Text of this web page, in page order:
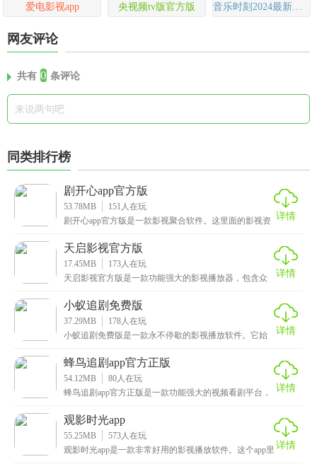
爱电影视app 央视频tv版官方版
网友评论
共有 0 条评论
同类排行榜
剧开心app官方版
53.78MB 151 人在玩
剧开心app官方版是一款影视聚合软件。这里面的影视资 详情
天启影视官方版
17.45MB 173 人在玩
天启影视官方版是一款功能强大的影视播放器，包含众
算法
详情
小蚁追剧免费版
37.29MB 178 人在玩
小蚁追剧免费版是一款永不停歇的影视播放软件。它始
新的
详情
蜂鸟追剧app官方正版
54.12MB 80 人在玩
蜂鸟追剧app官方正版是一款功能强大的视频看剧平台，
详情
观影时光app
55.25MB 573 人在玩
观影时光app是一款非常好用的影视播放软件。这个app里 详情